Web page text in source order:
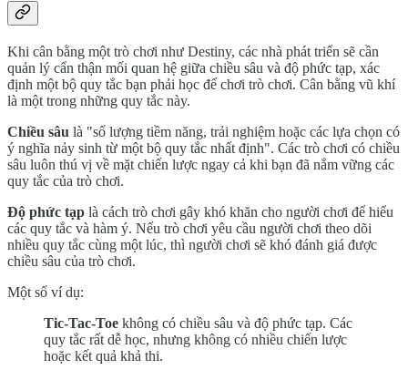
Khi cân bằng một trò chơi như Destiny, các nhà phát triển sẽ cần
quản lý cẩn thận mối quan hệ giữa chiều sâu và độ phức tạp, xác
định một bộ quy tắc bạn phải học để chơi trò chơi. Cân bằng vũ khí
là một trong những quy tắc này.
Chiều sâu là "số lượng tiềm năng, trải nghiệm hoặc các lựa chọn có
ý nghĩa nảy sinh từ một bộ quy tắc nhất định". Các trò chơi có chiều
sâu luôn thú vị về mặt chiến lược ngay cả khi bạn đã nắm vững các
quy tắc của trò chơi.
Độ phức tạp là cách trò chơi gây khó khăn cho người chơi để hiểu
các quy tắc và hàm ý. Nếu trò chơi yêu cầu người chơi theo dõi
nhiều quy tắc cùng một lúc, thì người chơi sẽ khó đánh giá được
chiều sâu của trò chơi.
Một số ví dụ:
Tic-Tac-Toe không có chiều sâu và độ phức tạp. Các
quy tắc rất dễ học, nhưng không có nhiều chiến lược
hoặc kết quả khả thi.